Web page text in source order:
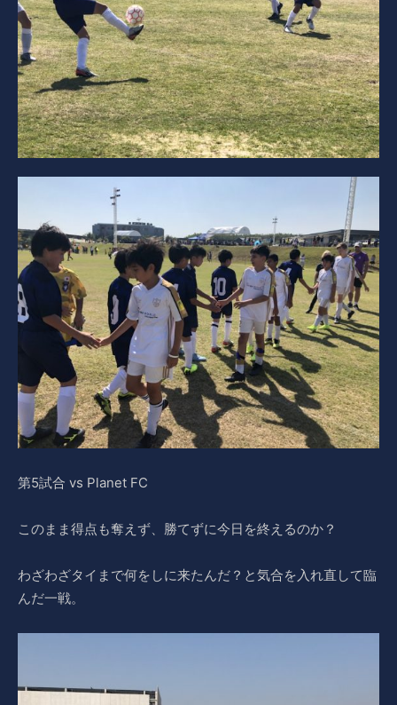
第5試合 vs Planet FC
このまま得点も奪えず、勝てずに今日を終えるのか？
わざわざタイまで何をしに来たんだ？と気合を入れ直して臨
んだ一戦。